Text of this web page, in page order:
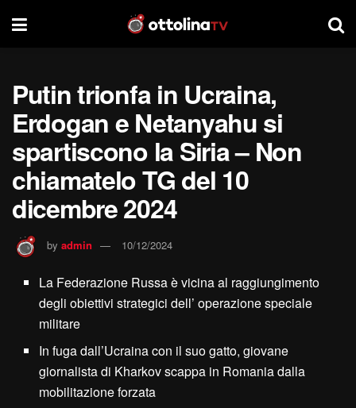
Putin trionfa in Ucraina,
Erdogan e Netanyahu si
spartiscono la Siria – Non
chiamatelo TG del 10
dicembre 2024
by admin 10/12/2024
La Federazione Russa è vicina al raggiungimento
degli obiettivi strategici dell’ operazione speciale
militare
In fuga dall’Ucraina con il suo gatto, giovane
giornalista di Kharkov scappa in Romania dalla
mobilitazione forzata